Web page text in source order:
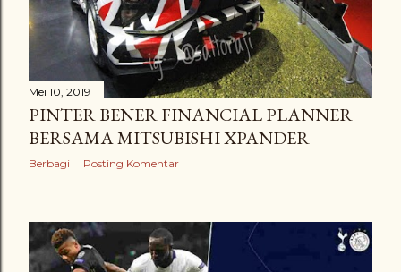
Mei 10, 2019
PINTER BENER FINANCIAL PLANNER
BERSAMA MITSUBISHI XPANDER
Berbagi Posting Komentar